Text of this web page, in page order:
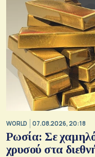
WORLD 07.08.2026, 20:18
Ρωσία: Σε
χρυσού στα